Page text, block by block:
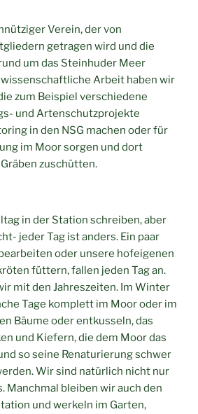
Verein, der von
getragen wird und die
um das Steinhuder Meer
Arbeit haben wir
zum Beispiel verschiedene
und Artenschutzprojekte
in den NSG machen oder für
im Moor sorgen und dort
zuschütten.
in der Station schreiben, aber
jeder Tag ist anders. Ein paar
oder unsere hofeigenen
füttern, fallen jeden Tag an.
mit den Jahreszeiten. Im Winter
Tage komplett im Moor oder im
Bäume oder entkusseln, das
und Kiefern, die dem Moor das
so seine Renaturierung schwer
Wir sind natürlich nicht nur
Manchmal bleiben wir auch den
und werkeln im Garten,